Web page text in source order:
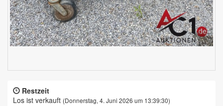
Restzeit
Los ist verkauft (Donnerstag, 4. Juni 2026 um 13:39:30)